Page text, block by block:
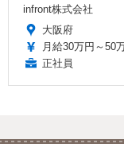
infront株式会社
大阪府
月給30万円～50
正社員